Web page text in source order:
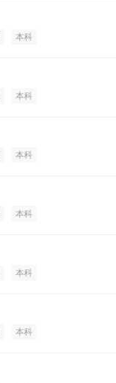
本科
本科
本科
本科
本科
本科